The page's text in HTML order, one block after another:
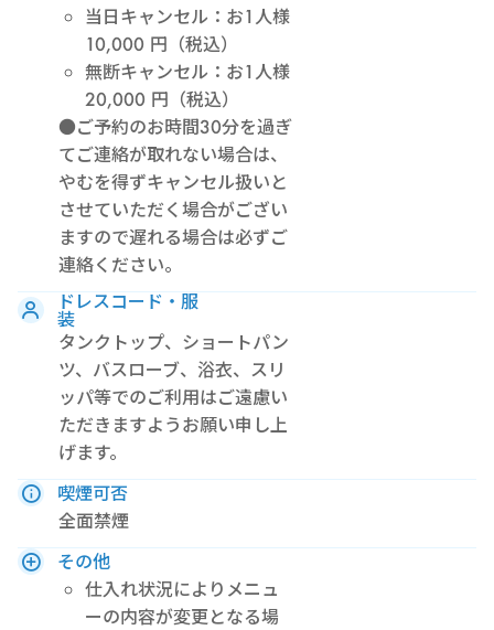
当日キャンセル：お1人様
10,000 円（税込）
無断キャンセル：お1人様
20,000 円（税込）
●ご予約のお時間30分を過ぎ
てご連絡が取れない場合は、
やむを得ずキャンセル扱いと
させていただく場合がござい
ますので遅れる場合は必ずご
連絡ください。
ドレスコード・服
装
タンクトップ、ショートパン
ツ、バスローブ、浴衣、スリ
ッパ等でのご利用はご遠慮い
ただきますようお願い申し上
げます。
喫煙可否
全面禁煙
その他
仕入れ状況によりメニュ
ーの内容が変更となる場